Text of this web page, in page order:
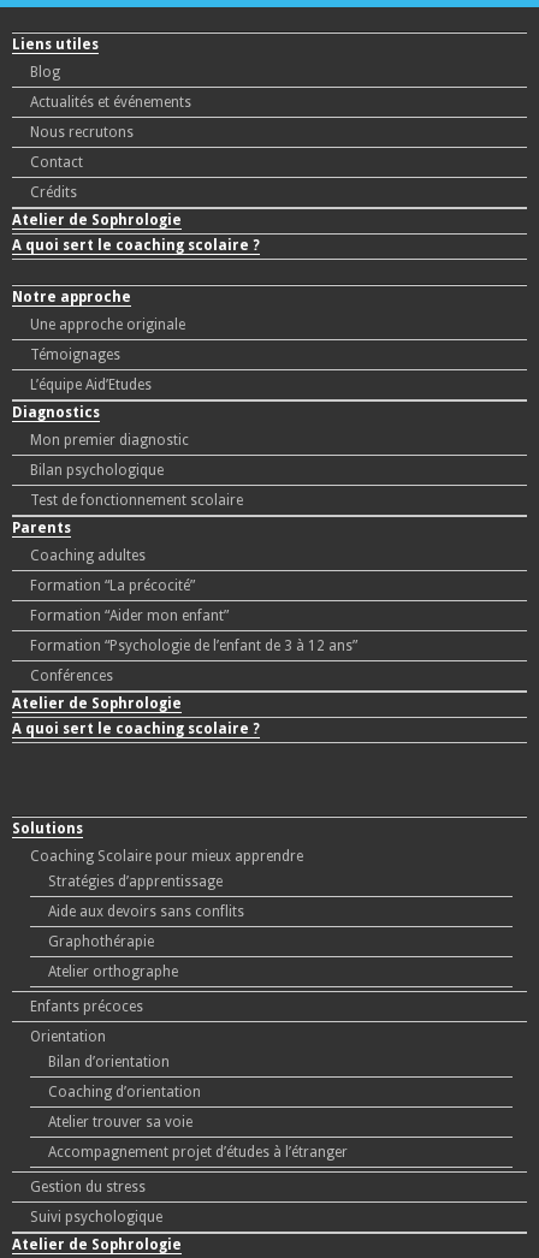
Liens utiles
Blog
Actualités et événements
Nous recrutons
Contact
Crédits
Atelier de Sophrologie
A quoi sert le coaching scolaire ?
Notre approche
Une approche originale
Témoignages
L’équipe Aid’Etudes
Diagnostics
Mon premier diagnostic
Bilan psychologique
Test de fonctionnement scolaire
Parents
Coaching adultes
Formation “La précocité”
Formation “Aider mon enfant”
Formation “Psychologie de l’enfant de 3 à 12 ans”
Conférences
Atelier de Sophrologie
A quoi sert le coaching scolaire ?
Solutions
Coaching Scolaire pour mieux apprendre
Stratégies d’apprentissage
Aide aux devoirs sans conflits
Graphothérapie
Atelier orthographe
Enfants précoces
Orientation
Bilan d’orientation
Coaching d’orientation
Atelier trouver sa voie
Accompagnement projet d’études à l’étranger
Gestion du stress
Suivi psychologique
Atelier de Sophrologie